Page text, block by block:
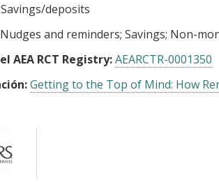
Savings/deposits
Nudges and reminders Savings Non-
AEA RCT Registry:AEARCTR-0001350
Getting to the Top of Mind: How